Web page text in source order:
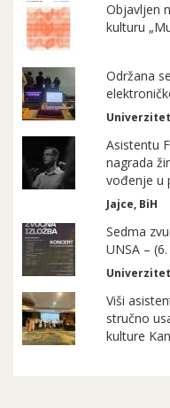
Objavljen
kulturu
Održana
Asistentu
nagrada
vođenje u
Jajce, BiH
Sedma
UNSA –
Viši
stručno
kulture